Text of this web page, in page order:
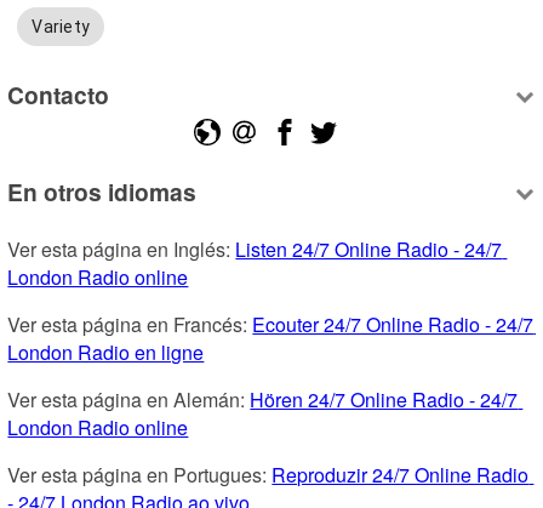
Variety
Contacto
En otros idiomas
Ver esta página en Inglés: Listen 24/7 Online Radio - 24/7
London Radio online
Ver esta página en Francés: Ecouter 24/7 Online Radio - 24/7
London Radio en ligne
Ver esta página en Alemán: Hören 24/7 Online Radio - 24/7
London Radio online
Ver esta página en Portugues: Reproduzir 24/7 Online Radio
- 24/7 London Radio ao vivo